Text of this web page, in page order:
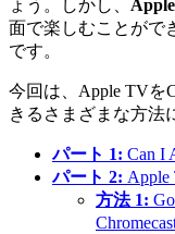
ょう。しかし、
面で楽しむことがで
です。
今回は、Apple TVを
きるさまざまな方法
パート 1: Can I
パート 2: Apple
方法 1: